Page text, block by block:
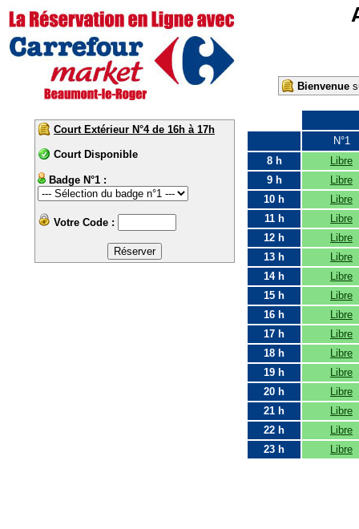
Bienvenue
Court Extérieur N°4 de 16h à 17h
Court Disponible
Badge N°1 :
Votre Code :
N°1
8 h
Libre
9 h
Libre
10 h
Libre
11 h
Libre
12 h
Libre
13 h
Libre
14 h
Libre
15 h
Libre
16 h
Libre
17 h
Libre
18 h
Libre
19 h
Libre
20 h
Libre
21 h
Libre
22 h
Libre
23 h
Libre